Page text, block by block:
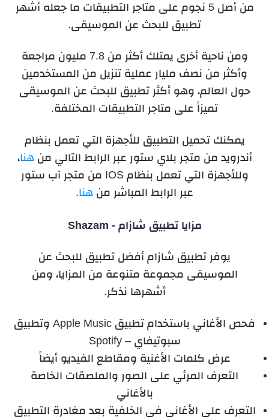
من أصل 5 نجوم على متاجر التطبيقات ما جعله أشهر
تطبيق للبحث عن الموسيقى.
ومن ناحية أخرى يمتلك أكثر من 7.8 مليون مراجعة
وأكثر من نصف مليار عملية تنزيل من المستخدمين
حول العالم، وهو أكثر تطبيق للبحث عن الموسيقى
تميزاً على متاجر التطبيقات المختلفة.
يمكنك تحميل التطبيق للأجهزة التي تعمل بنظام
أندرويد من متجر بلاي ستور عبر الرابط التالي منهنا،
وللأجهزة التي تعمل بنظام IOS من متجر آب ستور
عبر الرابط المباشر من هنا.
مزايا تطبيق شازام - Shazam
يوفر تطبيق شازام أفضل تطبيق للبحث عن
الموسيقى مجموعة متنوعة من المزايا، ومن
أشهرها نذكر.
فحص الأغاني باستخدام تطبيق Apple Music وتطبيق
سبوتيفاي – Spotify
عرض كلمات الأغنية ومقاطع الفيديو أيضاً
التعرف المرئي على الصور والملصقات الخاصة
بالأغاني
التعرف على الأغاني في الخلفية بعد مغادرة التطبيق